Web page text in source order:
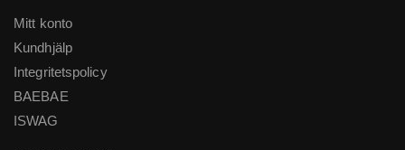
Mitt konto
Kundhjälp
Integritetspolicy
BAEBAE
ISWAG